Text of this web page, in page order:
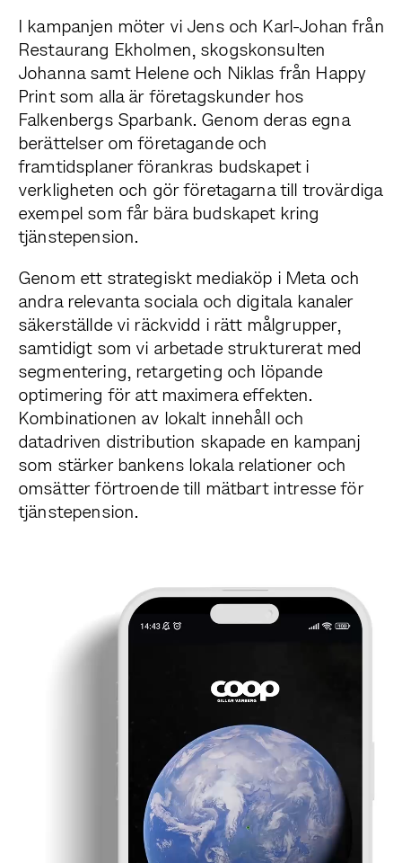
I kampanjen möter vi Jens och Karl-Johan från
Restaurang Ekholmen, skogskonsulten
Johanna samt Helene och Niklas från Happy
Print som alla är företagskunder hos
Falkenbergs Sparbank. Genom deras egna
berättelser om företagande och
framtidsplaner förankras budskapet i
verkligheten och gör företagarna till trovärdiga
exempel som får bära budskapet kring
tjänstepension.
Genom ett strategiskt mediaköp i Meta och
andra relevanta sociala och digitala kanaler
säkerställde vi räckvidd i rätt målgrupper,
samtidigt som vi arbetade strukturerat med
segmentering, retargeting och löpande
optimering för att maximera effekten.
Kombinationen av lokalt innehåll och
datadriven distribution skapade en kampanj
som stärker bankens lokala relationer och
omsätter förtroende till mätbart intresse för
tjänstepension.